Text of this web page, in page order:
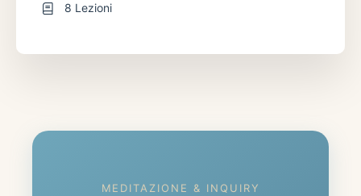
MEDITAZIONE & INQUIRY
8 Lezioni